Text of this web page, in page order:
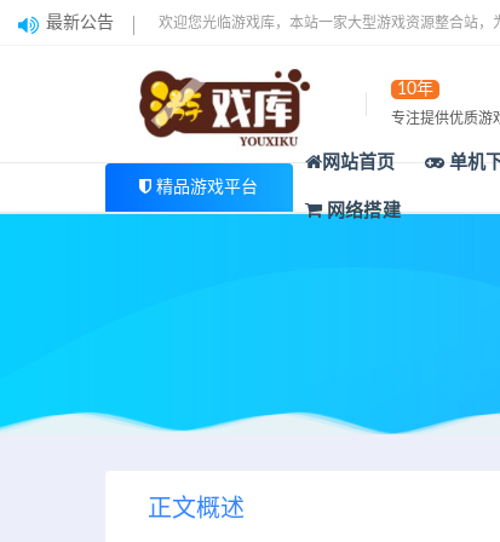
最新公告 欢迎您光临游戏库，本站一家大型游戏资源整合站，
10年
专注提供优质游
精品游戏平台
网站首页 单机
网络搭建
正文概述